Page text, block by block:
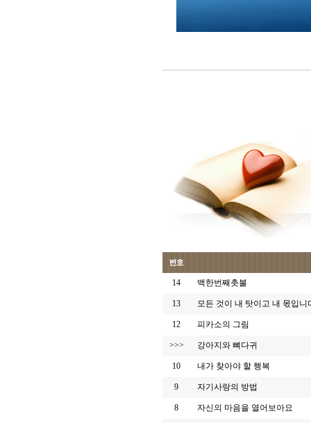
14 백한번째촛불
13 모든 것이 내 탓이고 내 몫입니
12 피카소의 그림
>>> 강아지와 뼈다귀
10 내가 찾아야 할 행복
9 자기사랑의 방법
8 자신의 마음을 열어보아요